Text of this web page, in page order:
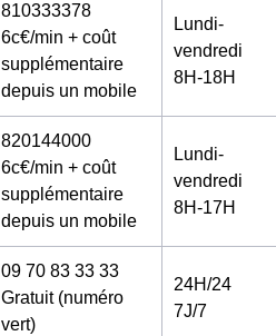
810333378
6c€/min + coût
supplémentaire
depuis un mobile
Lundi-
vendredi
8H-18H
820144000
6c€/min + coût
supplémentaire
depuis un mobile
Lundi-
vendredi
8H-17H
09 70 83 33 33
Gratuit (numéro
vert)
24H/24
7J/7